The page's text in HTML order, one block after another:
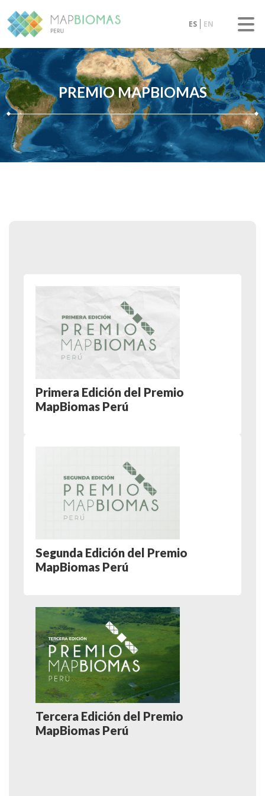
ES EN
PREMIO MAPBIOMAS
Primera Edición del Premio
MapBiomas Perú
Segunda Edición del Premio
MapBiomas Perú
Tercera Edición del Premio
MapBiomas Perú